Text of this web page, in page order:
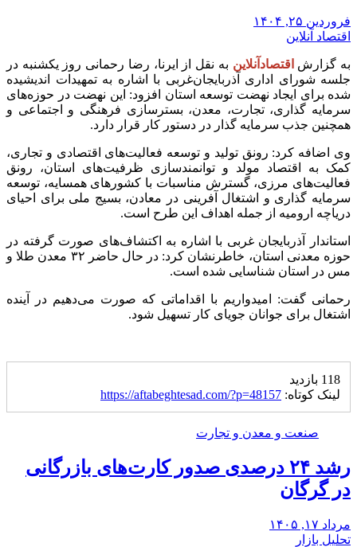
فروردین ۲۵, ۱۴۰۴
اقتصاد آنلاین
به گزارش اقتصادآنلاین به نقل از ایرنا، رضا رحمانی روز یکشنبه در
جلسه شورای اداری آذربایجان‌غربی با اشاره به تمهیدات اندیشیده
شده برای ایجاد نهضت توسعه استان افزود: این نهضت در حوزه‌های
سرمایه گذاری، تجارت، معدن، بسترسازی فرهنگی و اجتماعی و
همچنین جذب سرمایه گذار در دستور کار قرار دارد.
وی اضافه کرد: رونق تولید و توسعه فعالیت‌های اقتصادی و تجاری،
کمک به اقتصاد مولد و توانمندسازی ظرفیت‌های استان، رونق
فعالیت‌های مرزی، گسترش مناسبات با کشورهای همسایه، توسعه
سرمایه گذاری و اشتغال آفرینی در معادن، بسیج ملی برای احیای
دریاچه ارومیه از جمله اهداف این طرح است.
استاندار آذربایجان غربی با اشاره به اکتشاف‌های صورت گرفته در
حوزه معدنی استان، خاطرنشان کرد: در حال حاضر ۳۲ معدن طلا و
مس در استان شناسایی شده است.
رحمانی گفت: امیدواریم با اقداماتی که صورت می‌دهیم در آینده
اشتغال برای جوانان جویای کار تسهیل شود.
118 بازدید
لینک کوتاه: https://aftabeghtesad.com/?p=48157
صنعت و معدن و تجارت
رشد ۲۴ درصدی صدور کارت‌های بازرگانی
در گرگان
مرداد ۱۷, ۱۴۰۵
تحلیل بازار